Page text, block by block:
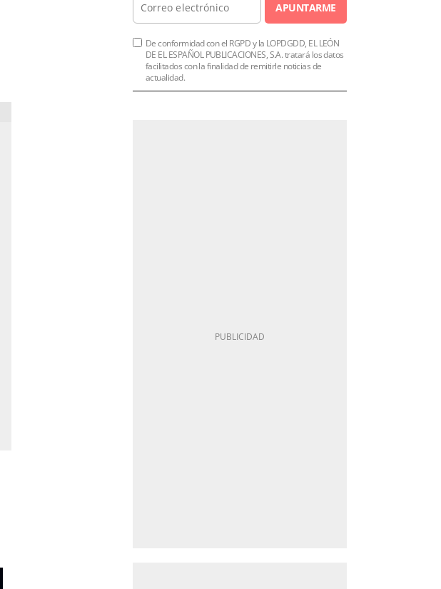
APUNTARME
De conformidad con el RGPD y la LOPDGDD, EL LEÓN
DE EL ESPAÑOL PUBLICACIONES, S.A. tratará los datos
facilitados con la finalidad de remitirle noticias de
actualidad.